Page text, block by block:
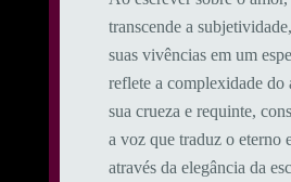
transcende a
suas vivências em um
reflete a complexidade do
sua crueza e requinte,
a voz que traduz o eterno
através da elegância da